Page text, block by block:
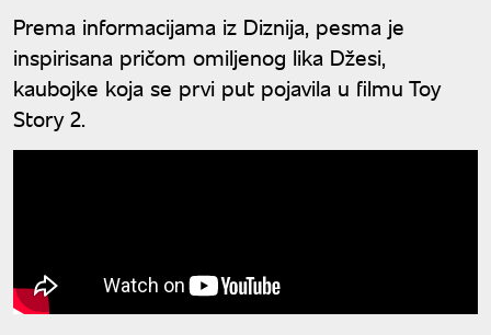
Prema informacijama iz Diznija, pesma je
inspirisana pričom omiljenog lika Džesi,
kaubojke koja se prvi put pojavila u filmu Toy
Story 2.